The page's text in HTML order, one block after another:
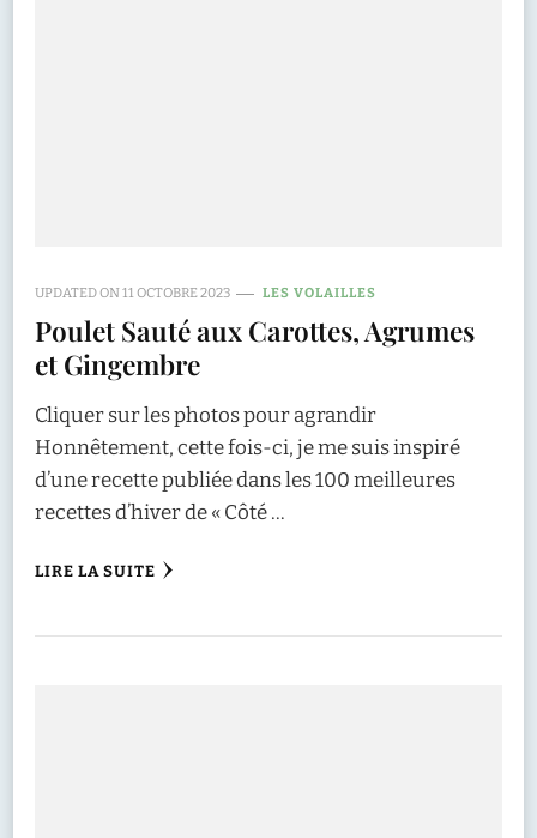
UPDATED ON11 OCTOBRE 2023 LES VOLAILLES
Poulet Sauté aux Carottes, Agrumes
et Gingembre
Cliquer sur les photos pour agrandir
Honnêtement, cette fois-ci, je me suis inspiré
d’une recette publiée dans les 100 meilleures
recettes d’hiver de « Côté …
LIRE LA SUITE